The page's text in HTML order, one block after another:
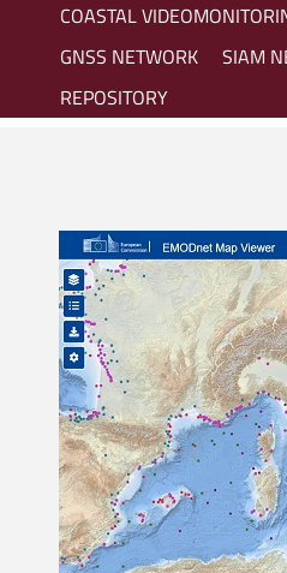
COASTAL
GNSS NETWORK
SIAM
REPOSITORY